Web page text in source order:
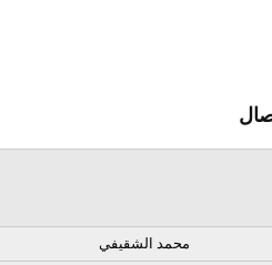
محمد الشقيفي